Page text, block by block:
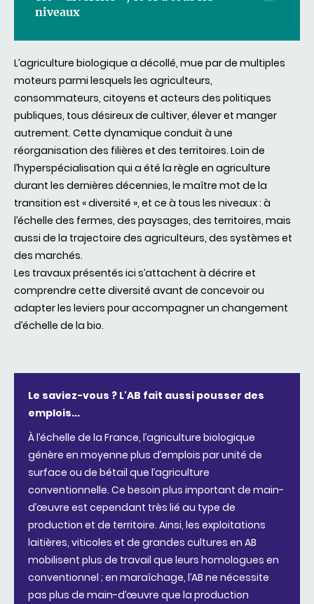
niveaux
L’agriculture biologique a décollé, mue par de multiples
moteurs parmi lesquels les agriculteurs,
consommateurs, citoyens et acteurs des politiques
publiques, tous désireux de cultiver, élever et manger
autrement. Cette dynamique conduit à une
réorganisation des filières et des territoires. Loin de
l’hyperspécialisation qui a été la règle en agriculture
durant les dernières décennies, le maître mot de la
transition est « diversité », et ce à tous les niveaux : à
l’échelle des fermes, des paysages, des territoires, mais
aussi de la trajectoire des agriculteurs, des systèmes et
des marchés.
Les travaux présentés ici s’attachent à décrire et
comprendre cette diversité avant de concevoir ou
adapter les leviers pour accompagner un changement
d’échelle de la bio.
Le saviez-vous ? L'AB fait aussi pousser des
emplois...
À l’échelle de la France, l’agriculture biologique
génère en moyenne plus d’emplois par unité de
surface ou de bétail que l’agriculture
conventionnelle. Ce besoin plus important de main-
d’œuvre est cependant très lié au type de
production et de territoire. Ainsi, les exploitations
laitières, viticoles et de grandes cultures en AB
mobilisent plus de travail que leurs homologues en
conventionnel ; en maraîchage, l’AB ne nécessite
pas plus de main-d’œuvre que la production